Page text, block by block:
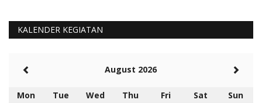
KALENDER KEGIATAN
August 2026
Mon Tue Wed Thu Fri Sat
Sun